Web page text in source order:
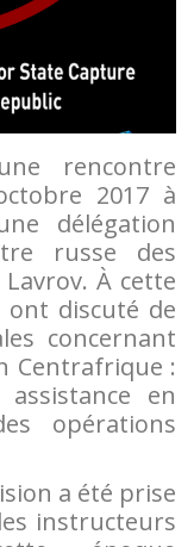
rencontre
2017 à
délégation
russe des
À cette
ont discuté de
concernant
Centrafrique :
en
opérations
a été prise
instructeurs